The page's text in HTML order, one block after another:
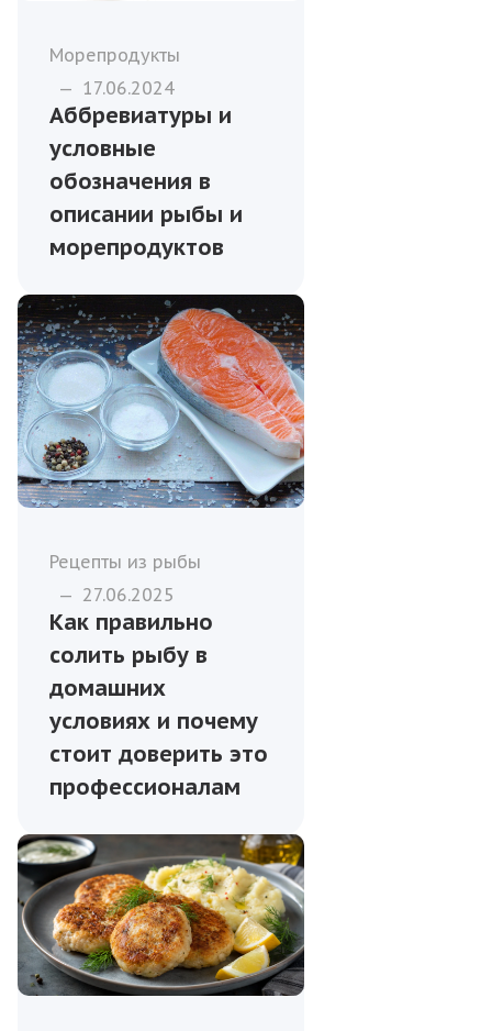
Морепродукты
— 17.06.2024
Аббревиатуры и
условные
обозначения в
описании рыбы и
морепродуктов
Рецепты из рыбы
— 27.06.2025
Как правильно
солить рыбу в
домашних
условиях и почему
стоит доверить это
профессионалам